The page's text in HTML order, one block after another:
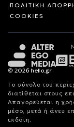
ΠΟΛΙΤΙΚΗ
COOKIES
© 2026 hello.gr
Το σύνολο του
διατίθεται στους
Απαγορεύεται η
μέσο, μετά ή άνευ
εκδότη.